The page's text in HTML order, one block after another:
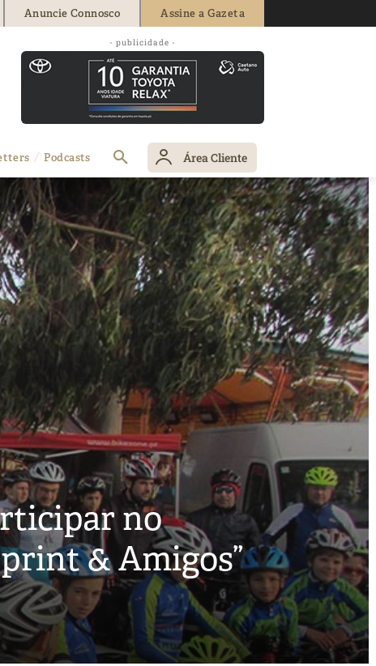
Anuncie Connosco Assine a Gazeta
- publicidade -
Podcasts Área Cliente
no
& Amigos”